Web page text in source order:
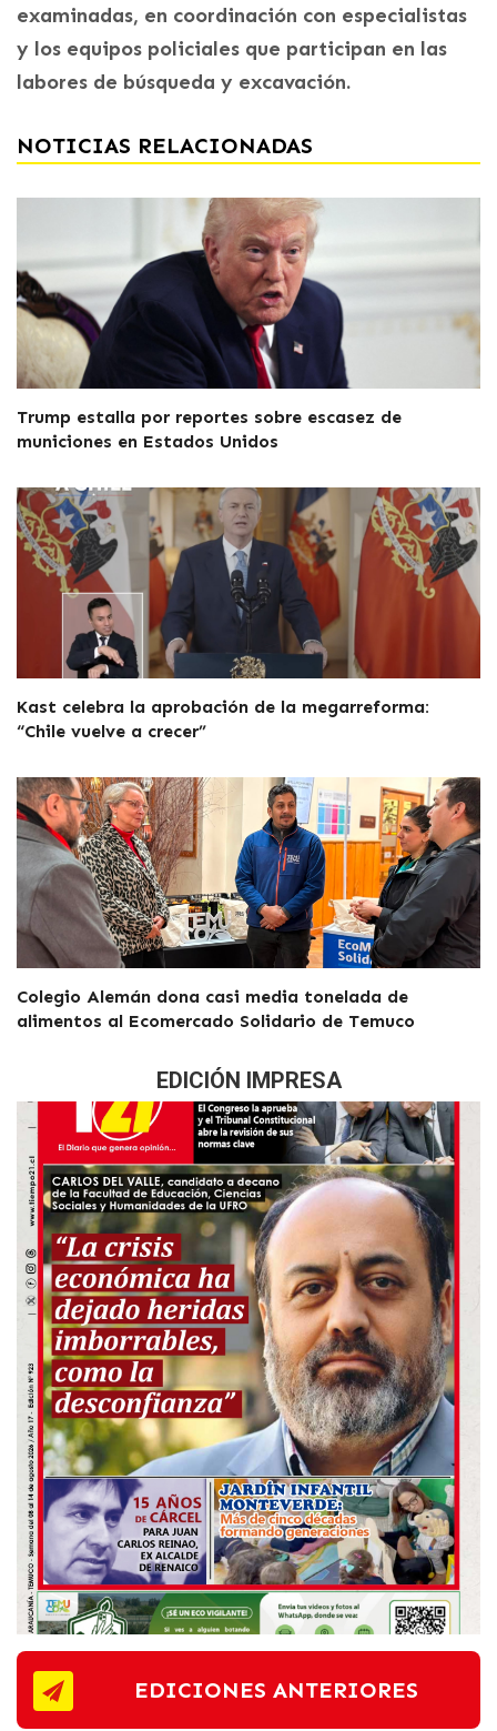
examinadas, en coordinación con especialistas
y los equipos policiales que participan en las
labores de búsqueda y excavación.
NOTICIAS RELACIONADAS
Trump estalla por reportes sobre escasez de
municiones en Estados Unidos
Kast celebra la aprobación de la megarreforma:
“Chile vuelve a crecer”
Colegio Alemán dona casi media tonelada de
alimentos al Ecomercado Solidario de Temuco
EDICIÓN IMPRESA
EDICIONES ANTERIORES